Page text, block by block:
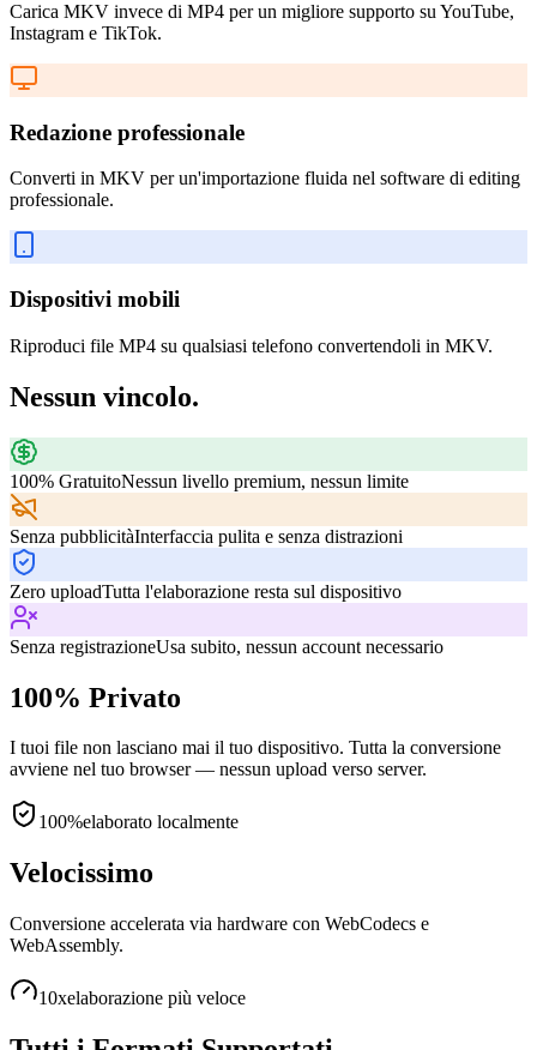
Carica MKV invece di MP4 per un migliore supporto su YouTube,
Instagram e TikTok.
Redazione professionale
Converti in MKV per un'importazione fluida nel software di editing
professionale.
Dispositivi mobili
Riproduci file MP4 su qualsiasi telefono convertendoli in MKV.
Nessun vincolo.
100% GratuitoNessun livello premium, nessun limite
Senza pubblicitàInterfaccia pulita e senza distrazioni
Zero uploadTutta l'elaborazione resta sul dispositivo
Senza registrazioneUsa subito, nessun account necessario
100% Privato
I tuoi file non lasciano mai il tuo dispositivo. Tutta la conversione
avviene nel tuo browser — nessun upload verso server.
100%elaborato localmente
Velocissimo
Conversione accelerata via hardware con WebCodecs e
WebAssembly.
10xelaborazione più veloce